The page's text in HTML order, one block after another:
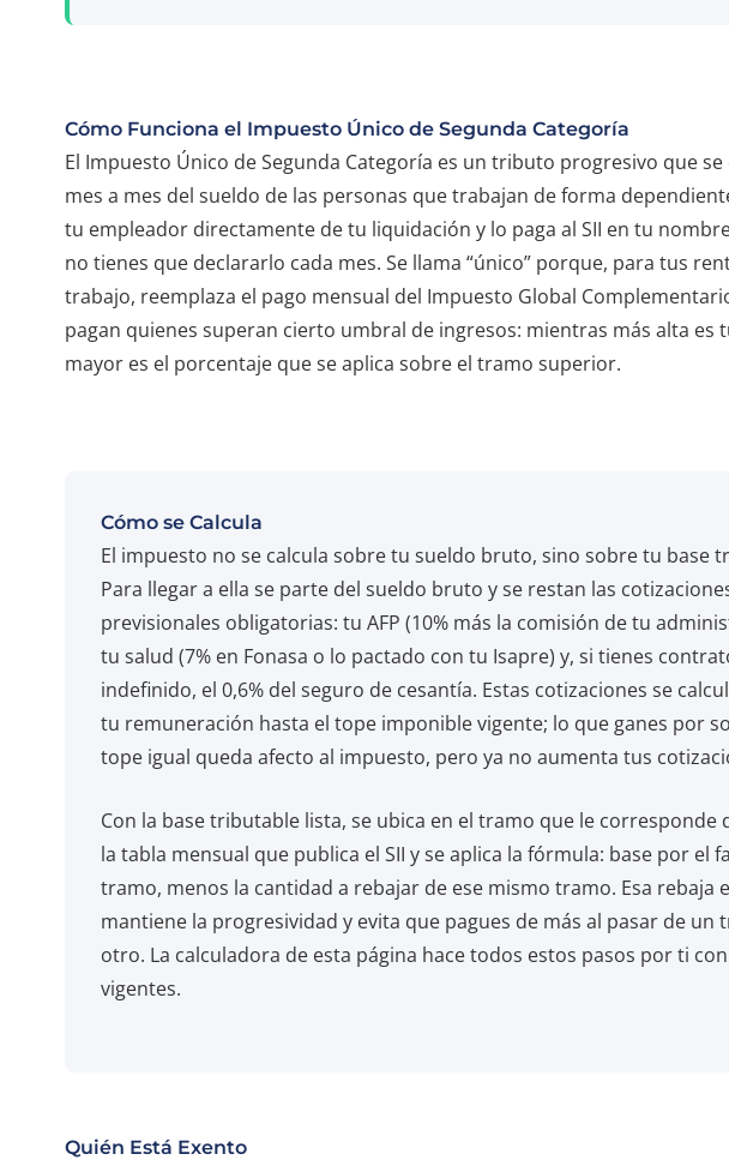
Cómo Funciona el Impuesto Único de Segunda Categoría
El Impuesto Único de Segunda Categoría es un tributo progresivo que
mes a mes del sueldo de las personas que trabajan de forma
tu empleador directamente de tu liquidación y lo paga al SII en tu
no tienes que declararlo cada mes. Se llama “único” porque, para tus
trabajo, reemplaza el pago mensual del Impuesto Global
pagan quienes superan cierto umbral de ingresos: mientras más alta es
mayor es el porcentaje que se aplica sobre el tramo superior.
Cómo se Calcula
El impuesto no se calcula sobre tu sueldo bruto, sino sobre tu base
Para llegar a ella se parte del sueldo bruto y se restan las
previsionales obligatorias: tu AFP (10% más la comisión de tu
tu salud (7% en Fonasa o lo pactado con tu Isapre) y, si tienes
indefinido, el 0,6% del seguro de cesantía. Estas cotizaciones se
tu remuneración hasta el tope imponible vigente; lo que ganes por
tope igual queda afecto al impuesto, pero ya no aumenta tus
Con la base tributable lista, se ubica en el tramo que le corresponde
la tabla mensual que publica el SII y se aplica la fórmula: base por el
tramo, menos la cantidad a rebajar de ese mismo tramo. Esa rebaja
mantiene la progresividad y evita que pagues de más al pasar de un
otro. La calculadora de esta página hace todos estos pasos por ti
vigentes.
Quién Está Exento